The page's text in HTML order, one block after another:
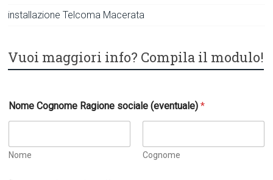
installazione Telcoma Macerata
Vuoi maggiori info? Compila il modulo!
Nome Cognome Ragione sociale (eventuale)*
Nome Cognome